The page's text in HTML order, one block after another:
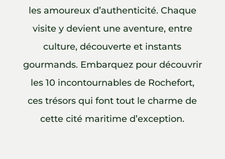
les amoureux d’authenticité. Chaque
visite y devient une aventure, entre
culture, découverte et instants
gourmands. Embarquez pour découvrir
les 10 incontournables de Rochefort,
ces trésors qui font tout le charme de
cette cité maritime d’exception.